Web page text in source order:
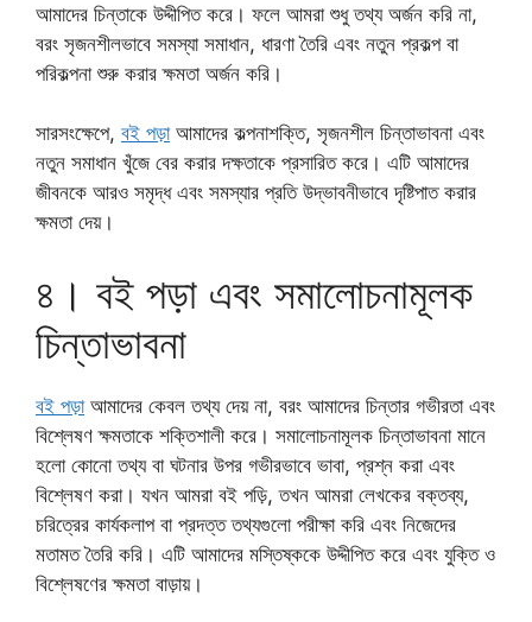
আমাদের চিন্তাকে উদ্দীপিত করে। ফলে আমরা শুধু তথ্য অর্জন করি না,
বরং সৃজনশীলভাবে সমস্যা সমাধান, ধারণা তৈরি এবং নতুন প্রকল্প বা
পরিকল্পনা শুরু করার ক্ষমতা অর্জন করি।
সারসংক্ষেপে, বই পড়াআমাদের কল্পনাশক্তি, সৃজনশীল চিন্তাভাবনা এবং
নতুন সমাধান খুঁজে বের করার দক্ষতাকে প্রসারিত করে। এটি আমাদের
জীবনকে আরও সমৃদ্ধ এবং সমস্যার প্রতি উদ্ভাবনীভাবে দৃষ্টিপাত করার
ক্ষমতা দেয়।
৪। বই পড়া এবং সমালোচনামূলক
চিন্তাভাবনা
বই পড়াআমাদের কেবল তথ্য দেয় না, বরং আমাদের চিন্তার গভীরতা এবং
বিশ্লেষণ ক্ষমতাকে শক্তিশালী করে। সমালোচনামূলক চিন্তাভাবনা মানে
হলো কোনো তথ্য বা ঘটনার উপর গভীরভাবে ভাবা, প্রশ্ন করা এবং
বিশ্লেষণ করা। যখন আমরা বই পড়ি, তখন আমরা লেখকের বক্তব্য,
চরিত্রের কার্যকলাপ বা প্রদত্ত তথ্যগুলো পরীক্ষা করি এবং নিজেদের
মতামত তৈরি করি। এটি আমাদের মস্তিষ্ককে উদ্দীপিত করে এবং যুক্তি ও
বিশ্লেষণের ক্ষমতা বাড়ায়।